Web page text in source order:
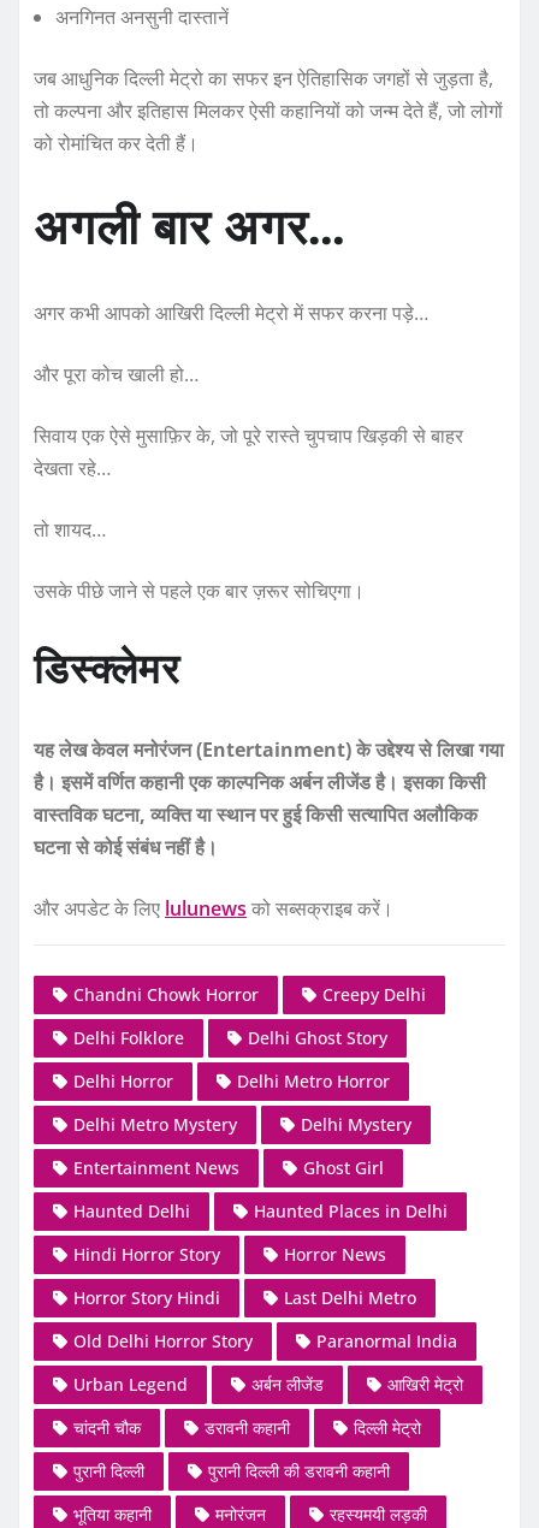
अनगिनत अनसुनी दास्तानें
जब आधुनिक दिल्ली मेट्रो का सफर इन ऐतिहासिक जगहों से जुड़ता है,
तो कल्पना और इतिहास मिलकर ऐसी कहानियों को जन्म देते हैं, जो लोगों
को रोमांचित कर देती हैं।
अगली बार अगर…
अगर कभी आपको आखिरी दिल्ली मेट्रो में सफर करना पड़े…
और पूरा कोच खाली हो…
सिवाय एक ऐसे मुसाफ़िर के, जो पूरे रास्ते चुपचाप खिड़की से बाहर
देखता रहे…
तो शायद…
उसके पीछे जाने से पहले एक बार ज़रूर सोचिएगा।
डिस्क्लेमर
यह लेख केवल मनोरंजन (Entertainment) के उद्देश्य से लिखा गया
है। इसमें वर्णित कहानी एक काल्पनिक अर्बन लीजेंड है। इसका किसी
वास्तविक घटना, व्यक्ति या स्थान पर हुई किसी सत्यापित अलौकिक
घटना से कोई संबंध नहीं है।
और अपडेट के लिए lulunews को सब्सक्राइब करें।
Chandni Chowk Horror
Creepy Delhi
Delhi Folklore
Delhi Ghost Story
Delhi Horror
Delhi Metro Horror
Delhi Metro Mystery
Delhi Mystery
Entertainment News
Ghost Girl
Haunted Delhi
Haunted Places in Delhi
Hindi Horror Story
Horror News
Horror Story Hindi
Last Delhi Metro
Old Delhi Horror Story
Paranormal India
Urban Legend
अर्बन लीजेंड
आखिरी मेट्रो
चांदनी चौक
डरावनी कहानी
दिल्ली मेट्रो
पुरानी दिल्ली
पुरानी दिल्ली की डरावनी कहानी
भूतिया कहानी
मनोरंजन
रहस्यमयी लड़की